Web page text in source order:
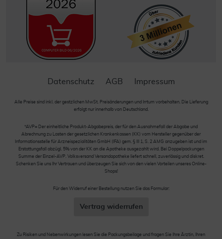
Datenschutz AGB Impressum
Alle Preise sind inkl. der gestzlichen MwSt. Preisänderungen und Irrtum vorbehalten. Die Lieferung
erfolgt nur innerhalb von Deutschland.
*AVP= Der einheitliche Produkt-Abgabepreis, der für den Ausnahmefall der Abgabe und
Abrechnung zu Lasten der gesetzlichen Krankenkassen (KK) vom Hersteller gegenüber der
Informationsstelle für Arzneispezialitäten GmbH (IFA) gem. § III 1, S. 2 AMG anzugeben ist und im
Erstattungsfall abzügl. 5% von der KK an die Apotheke ausgezahlt wird. Bei Doppelpackungen
Summe der Einzel-AVP. Volksversand Versandapotheke liefert schnell, zuverlässig und diskret.
Schenken Sie uns Ihr Vertrauen und überzeugen Sie sich von den vielen Vorteilen unseres Online-
Shops!
Für den Widerruf einer Bestellung nutzen Sie das Formular:
Vertrag widerrufen
Zu Risiken und Nebenwirkungen lesen Sie die Packungsbeilage und fragen Sie Ihre Ärztin, Ihren